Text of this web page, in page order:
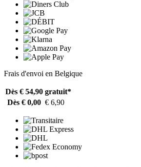
Frais d'envoi en Belgique
Dès € 54,90 gratuit*
Dès € 0,00 € 6,90